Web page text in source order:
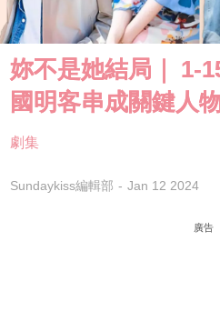
妳不是她結局｜ 1-
國明客串成關鍵人
劇集
Sundaykiss編輯部 Jan 12 2024
廣告